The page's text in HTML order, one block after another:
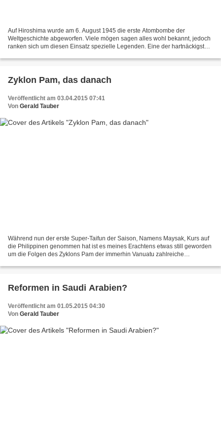
Auf Hiroshima wurde am 6. August 1945 die erste Atombombe der
Weltgeschichte abgeworfen. Viele mögen sagen alles wohl bekannt, jedoch
ranken sich um diesen Einsatz spezielle Legenden. Eine der hartnäckigsten
Zyklon Pam, das danach
Veröffentlicht am 03.04.2015 07:41
Von Gerald Tauber
Während nun der erste Super-Taifun der Saison, Namens Maysak, Kurs auf
die Philippinen genommen hat ist es meines Erachtens etwas still geworden
um die Folgen des Zyklons Pam der immerhin Vanuatu zahlreiche
Reformen in Saudi Arabien?
Veröffentlicht am 01.05.2015 04:30
Von Gerald Tauber